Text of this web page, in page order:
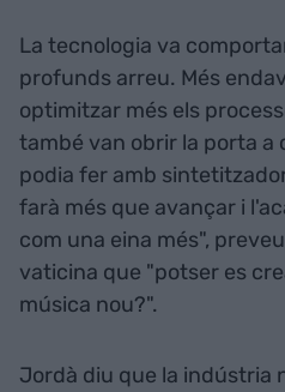
La tecnologia va
profunds arreu. Més
optimitzar més els
també van obrir la porta a
podia fer amb
farà més que avançar i
com una eina més",
vaticina que "potser es
música nou?".
Jordà diu que la indústria